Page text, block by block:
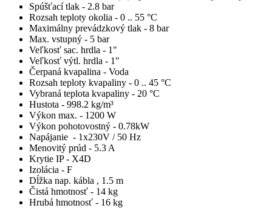
Spúšťací tlak - 2.8 bar
Rozsah teploty okolia - 0 .. 55 °C
Maximálny prevádzkový tlak - 8 bar
Max. vstupný - 5 bar
Veľkosť sac. hrdla - 1"
Veľkosť výtl. hrdla - 1"
Čerpaná kvapalina - Voda
Rozsah teploty kvapaliny - 0 .. 45 °C
Vybraná teplota kvapaliny - 20 °C
Hustota - 998.2 kg/m³
Výkon max. - 1200 W
Výkon pohotovostný - 0.78kW
Napájanie - 1x230V / 50 Hz
Menovitý prúd - 5.3 A
Krytie IP - X4D
Izolácia - F
Dĺžka nap. kábla , 1.5 m
Čistá hmotnosť - 14 kg
Hrubá hmotnosť - 16 kg